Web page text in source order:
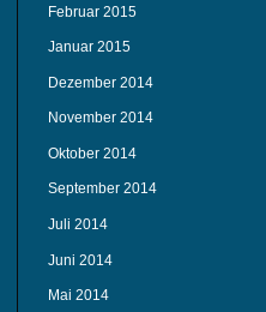
Februar 2015
Januar 2015
Dezember 2014
November 2014
Oktober 2014
September 2014
Juli 2014
Juni 2014
Mai 2014